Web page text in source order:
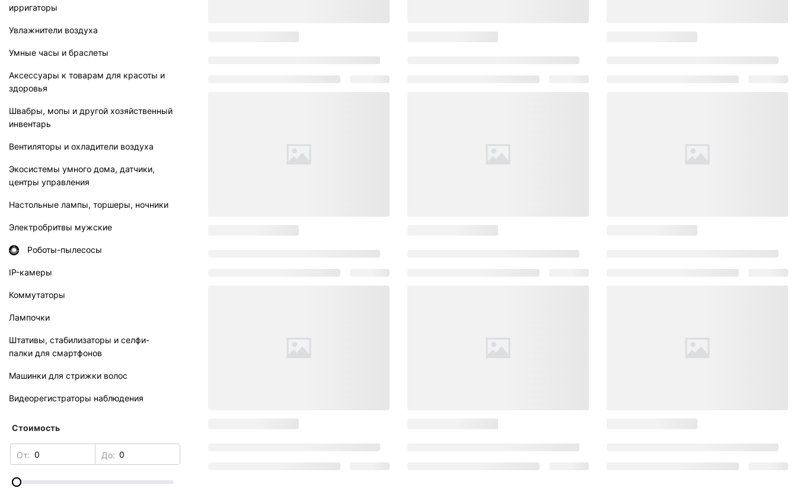
ирригаторы
Увлажнители воздуха
Умные часы и браслеты
Аксессуары к товарам для красоты и
здоровья
Швабры, мопы и другой хозяйственный
инвентарь
Вентиляторы и охладители воздуха
Экосистемы умного дома, датчики,
центры управления
Настольные лампы, торшеры, ночники
Электробритвы мужские
Роботы-пылесосы
IP-камеры
Коммутаторы
Лампочки
Штативы, стабилизаторы и селфи-
палки для смартфонов
Машинки для стрижки волос
Видеорегистраторы наблюдения
Стоимость
От: До: